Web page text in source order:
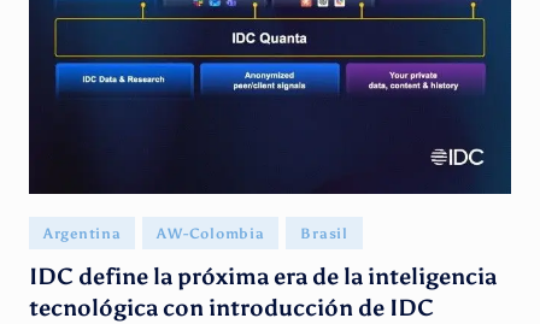
Publicado
en
Argentina AW-Colombia Brasil
IDC define la próxima era de la inteligencia
tecnológica con introducción de IDC